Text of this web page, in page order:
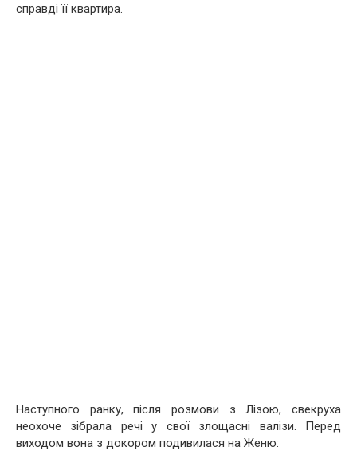
справді її квартира.
Наступного ранку, після розмови з Лізою, свекруха
неохоче зібрала речі у свої злощасні валізи. Перед
виходом вона з докором подивилася на Женю: